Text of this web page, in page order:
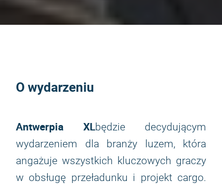
O wydarzeniu
Antwerpia XLbędzie decydującym
wydarzeniem dla branży luzem, która
angażuje wszystkich kluczowych graczy
w obsługę przeładunku i projekt cargo.